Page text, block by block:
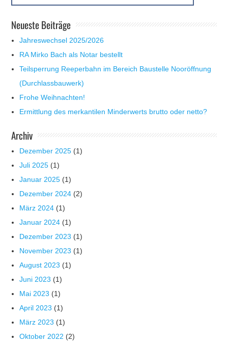
Neueste Beiträge
Jahreswechsel 2025/2026
RA Mirko Bach als Notar bestellt
Teilsperrung Reeperbahn im Bereich Baustelle Nooröffnung
(Durchlassbauwerk)
Frohe Weihnachten!
Ermittlung des merkantilen Minderwerts brutto oder netto?
Archiv
Dezember 2025 (1)
Juli 2025 (1)
Januar 2025 (1)
Dezember 2024 (2)
März 2024 (1)
Januar 2024 (1)
Dezember 2023 (1)
November 2023 (1)
August 2023 (1)
Juni 2023 (1)
Mai 2023 (1)
April 2023 (1)
März 2023 (1)
Oktober 2022 (2)